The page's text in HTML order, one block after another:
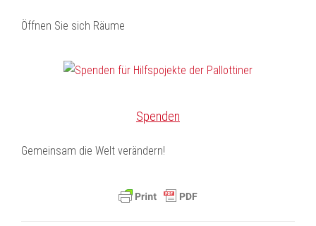
Öffnen Sie sich Räume
Spenden
Gemeinsam die Welt verändern!